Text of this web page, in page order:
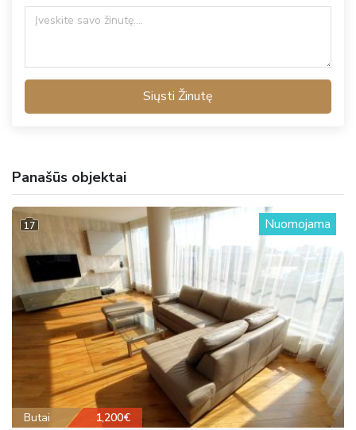
Siųsti Žinutę
Panašūs objektai
17 Nuomojama
Butai 1,200€